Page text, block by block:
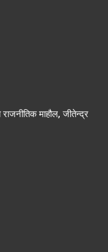
माहौल, जीतेन्द्र